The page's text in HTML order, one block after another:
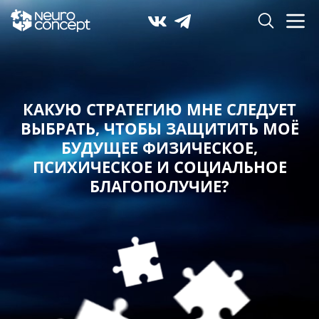
КАКУЮ СТРАТЕГИЮ МНЕ СЛЕДУЕТ
ВЫБРАТЬ,ЧТОБЫ ЗАЩИТИТЬ МОЁ
БУДУЩЕЕ ФИЗИЧЕСКОЕ,
ПСИХИЧЕСКОЕ И СОЦИАЛЬНОЕ
БЛАГОПОЛУЧИЕ?